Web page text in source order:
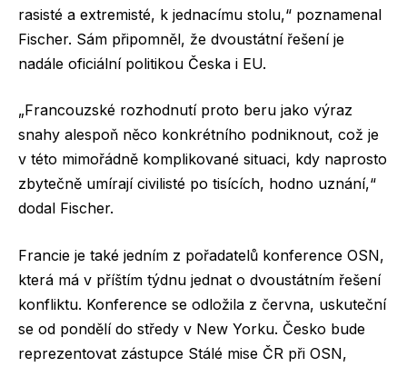
rasisté a extremisté, k jednacímu stolu,“ poznamenal
Fischer. Sám připomněl, že dvoustátní řešení je
nadále oficiální politikou Česka i EU.
„Francouzské rozhodnutí proto beru jako výraz
snahy alespoň něco konkrétního podniknout, což je
v této mimořádně komplikované situaci, kdy naprosto
zbytečně umírají civilisté po tisících, hodno uznání,“
dodal Fischer.
Francie je také jedním z pořadatelů konference OSN,
která má v příštím týdnu jednat o dvoustátním řešení
konfliktu. Konference se odložila z června, uskuteční
se od pondělí do středy v New Yorku. Česko bude
reprezentovat zástupce Stálé mise ČR při OSN,